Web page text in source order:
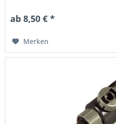
ab 8,50 € *
Merken